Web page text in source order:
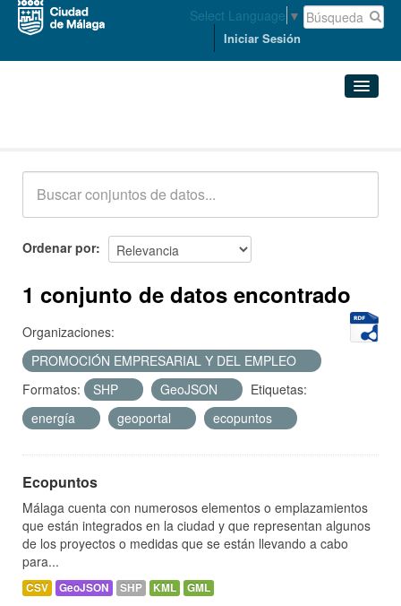
Select Language ▼
Iniciar Sesión
Acerca de
Ordenar por
1 conjunto de datos encontrado
Organizaciones:
PROMOCIÓN EMPRESARIAL Y DEL EMPLEO
Formatos:
SHP GeoJSON
Etiquetas:
energía
geoportal ecopuntos
Ecopuntos
Málaga cuenta con numerosos elementos o emplazamientos
que están integrados en la ciudad y que representan algunos
de los proyectos o medidas que se están llevando a cabo
para...
CSV GeoJSON SHP KML GML